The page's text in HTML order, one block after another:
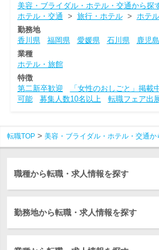
美容・ブライダル・ホテル・交通から探
ホテル・交通 > 旅行・ホテル> ホテ
勤務地
香川県
福岡県 愛媛県 石川県
鹿児
業種
ホテル・旅館
特徴
第二新卒歓迎
「女性のおしごと」掲載
可能
募集人数10名以上 転職フェア出
転職TOP 美容・ブライダル・ホテル・交通か
職種から転職・求人情報を探す
勤務地から転職・求人情報を探す